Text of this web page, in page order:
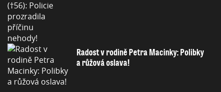
Radost v rodině Petra Macinky: Polibky
a růžová oslava!